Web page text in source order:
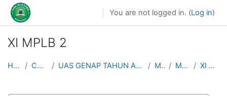
Skip to main content
You are not logged in. (Log in)
XI MPLB 2
Home Courses UAS GENAP TAHUN AJARAN 2025/2026 MPLB MPLB 2 XI MPLB 2